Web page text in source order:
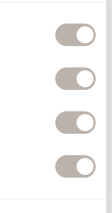
du praktiska tillbehör